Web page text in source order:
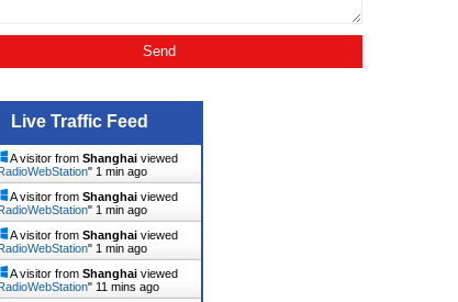
Live Traffic Feed
A visitor from Shanghai viewed
" 1 min ago
A visitor from Shanghai viewed
" 1 min ago
A visitor from Shanghai viewed
" 1 min ago
A visitor from Shanghai viewed
" 11 mins ago